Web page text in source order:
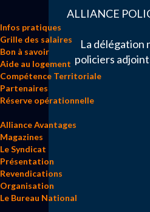
Infos pratiques
Grille des salaires
Bon à savoir
Aide au logement
Compétence Territoriale
Partenaires
Réserve opérationnelle
Alliance Avantages
Magazines
Le Syndicat
Présentation
Revendications
Organisation
Le Bureau National
ALLIANCE
La délégation
policiers